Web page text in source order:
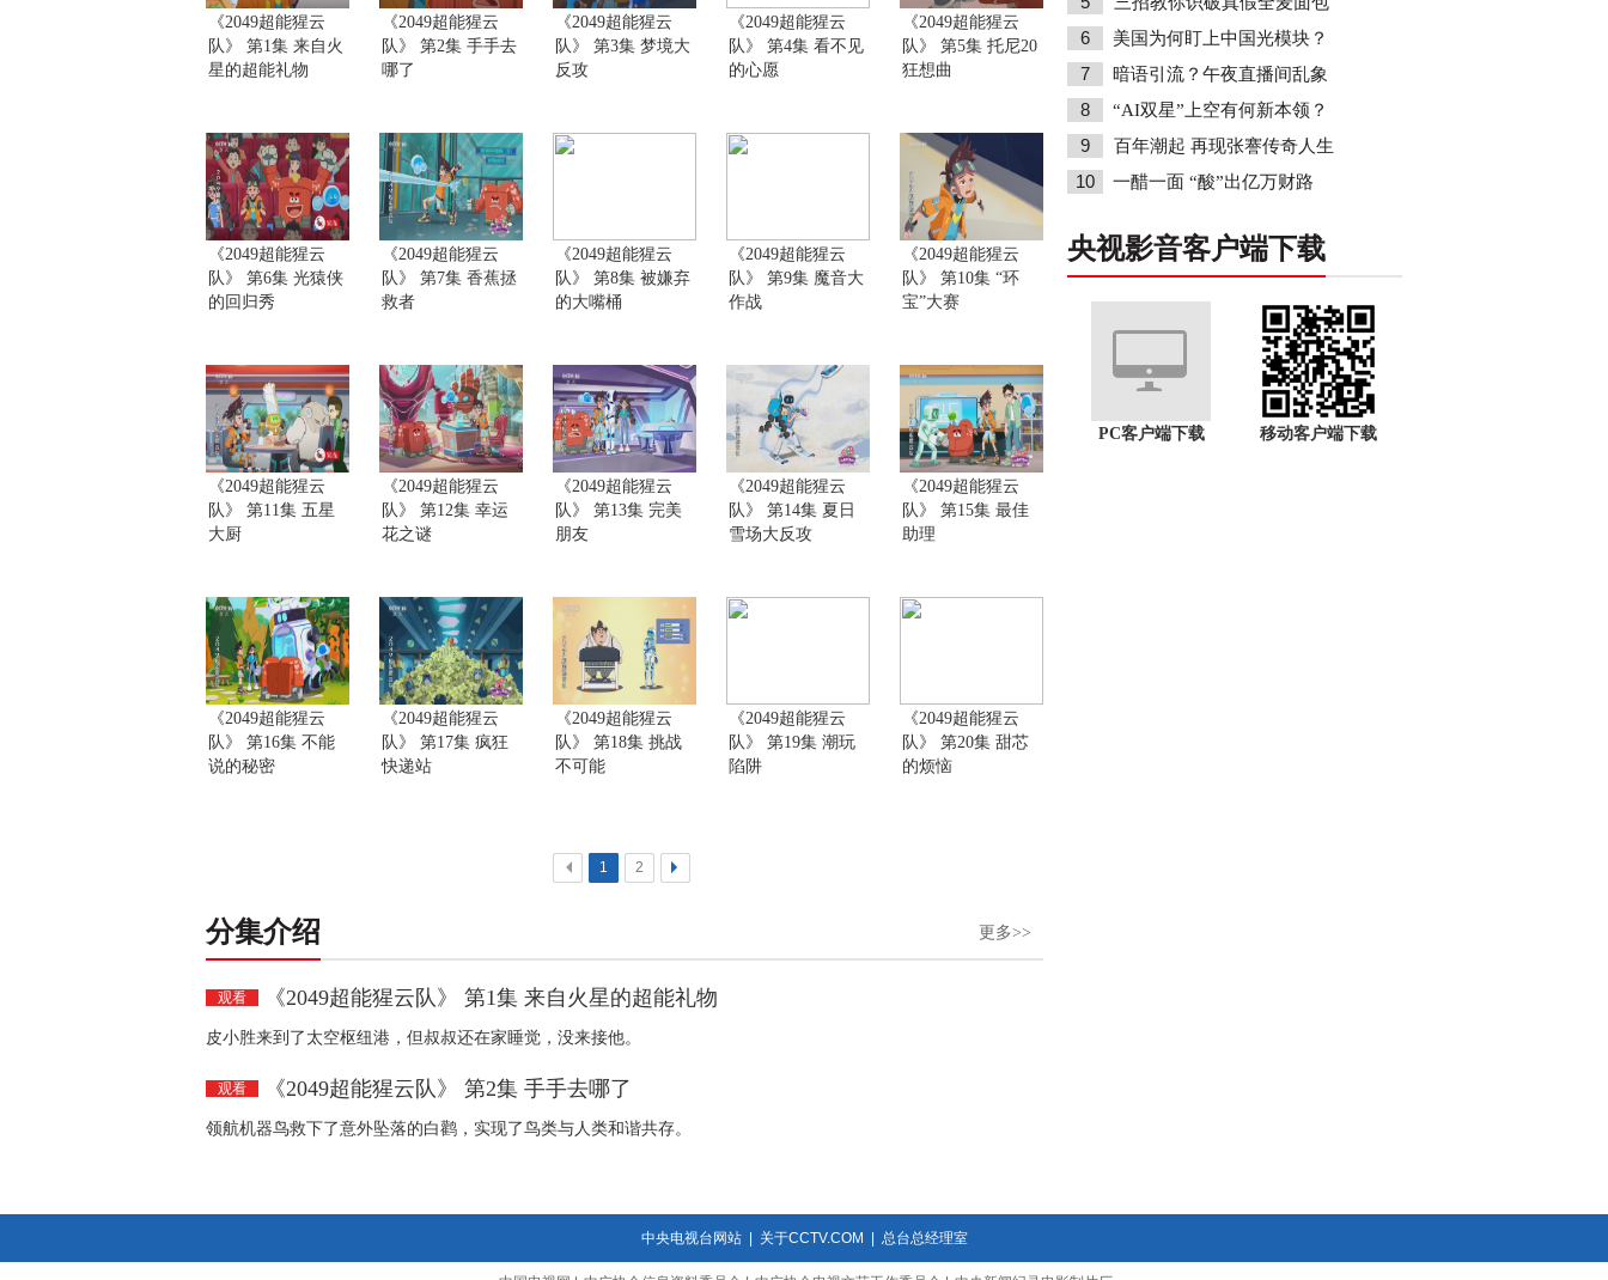
《2049超能猩云
队》 第1集 来自火
星的超能礼物
《2049超能猩云
队》 第2集 手手去
哪了
《2049超能猩云
队》 第3集 梦境大
反攻
《2049超能猩云
队》 第4集 看不见
的心愿
《2049超能猩云
队》 第5集 托尼20
狂想曲
《2049超能猩云
队》 第6集 光猿侠
的回归秀
《2049超能猩云
队》 第7集 香蕉拯
救者
《2049超能猩云
队》 第8集 被嫌弃
的大嘴桶
《2049超能猩云
队》 第9集 魔音大
作战
《2049超能猩云
队》 第10集 “环
宝”大赛
《2049超能猩云
队》 第11集 五星
大厨
《2049超能猩云
队》 第12集 幸运
花之谜
《2049超能猩云
队》 第13集 完美
朋友
《2049超能猩云
队》 第14集 夏日
雪场大反攻
《2049超能猩云
队》 第15集 最佳
助理
《2049超能猩云
队》 第16集 不能
说的秘密
《2049超能猩云
队》 第17集 疯狂
快递站
《2049超能猩云
队》 第18集 挑战
不可能
《2049超能猩云
队》 第19集 潮玩
陷阱
《2049超能猩云
队》 第20集 甜芯
的烦恼
< 1 2 >
分集介绍 更多>>
观看 《2049超能猩云队》 第1集 来自火星的超能礼物
皮小胜来到了太空枢纽港，但叔叔还在家睡觉，没来接他。
观看 《2049超能猩云队》 第2集 手手去哪了
领航机器鸟救下了意外坠落的白鹳，实现了鸟类与人类和谐共存。
6 美国为何盯上中国光模块？
7 暗语引流？午夜直播间乱象
8 “AI双星”上空有何新本领？
9 百年潮起 再现张謇传奇人生
10 一醋一面 “酸”出亿万财路
央视影音客户端下载
PC客户端下载 移动客户端下载
中央电视台网站| 关于CCTV.COM 总台总经理室